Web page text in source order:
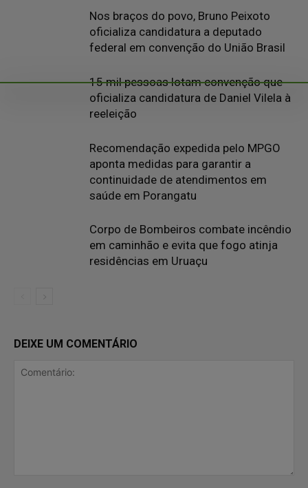
Nos braços do povo, Bruno Peixoto
oficializa candidatura a deputado
federal em convenção do União Brasil
15 mil pessoas lotam convenção que
oficializa candidatura de Daniel Vilela à
reeleição
Recomendação expedida pelo MPGO
aponta medidas para garantir a
continuidade de atendimentos em
saúde em Porangatu
Corpo de Bombeiros combate incêndio
em caminhão e evita que fogo atinja
residências em Uruaçu
DEIXE UM COMENTÁRIO